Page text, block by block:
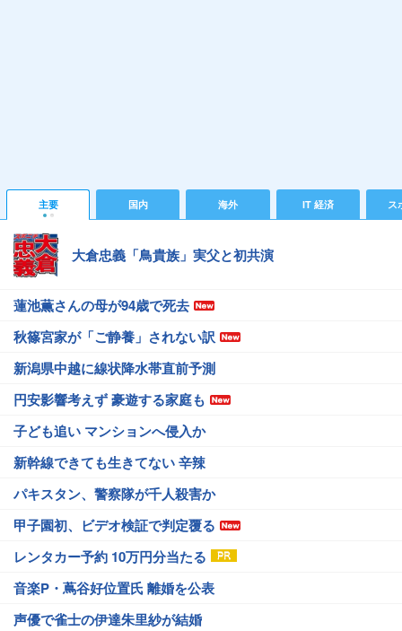
主要 国内 海外 IT 経済 ス
大倉忠義「鳥貴族」実父と初共演
蓮池薫さんの母が94歳で死去
秋篠宮家が「ご静養」されない訳
新潟県中越に線状降水帯直前予測
円安影響考えず 豪遊する家庭も
子ども追い マンションへ侵入か
新幹線できても生きてない 辛辣
パキスタン、警察隊が千人殺害か
甲子園初、ビデオ検証で判定覆る
レンタカー予約 10万円分当たる
音楽P・蔦谷好位置氏 離婚を公表
声優で雀士の伊達朱里紗が結婚